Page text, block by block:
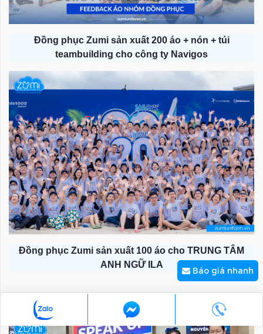
Đồng phục Zumi sản xuất 200 áo + nón + túi
teambuilding cho công ty Navigos
Đồng phục Zumi sản xuất 100 áo cho TRUNG TÂM
ANH NGỮ ILA
Báo giá nhanh